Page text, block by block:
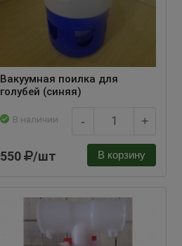
Вакуумная поилка для
голубей (синяя)
В наличии - +
550 /шт В корзину